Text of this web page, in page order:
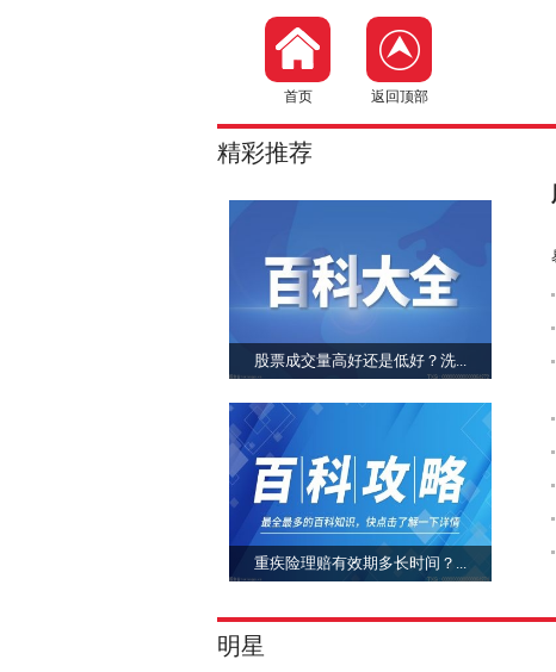
首页 返回顶部
精彩推荐
股票成交量高好还是低好？洗...
重疾险理赔有效期多长时间？...
明星